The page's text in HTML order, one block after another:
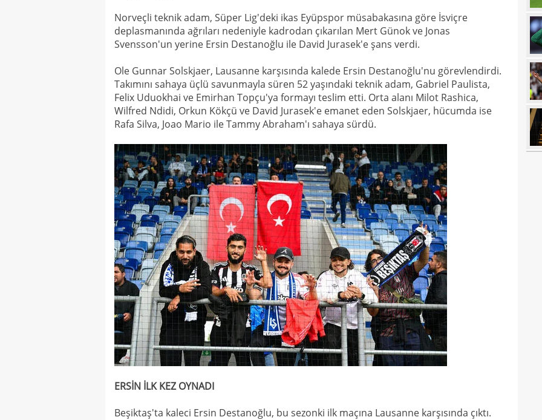
Norveçli teknik adam, Süper Lig'deki ikas Eyüpspor müsabakasına göre İsviçre
deplasmanında ağrıları nedeniyle kadrodan çıkarılan Mert Günok ve Jonas
Svensson'un yerine Ersin Destanoğlu ile David Jurasek'e şans verdi.
Ole Gunnar Solskjaer, Lausanne karşısında kalede Ersin Destanoğlu'nu görevlendirdi.
Takımını sahaya üçlü savunmayla süren 52 yaşındaki teknik adam, Gabriel Paulista,
Felix Uduokhai ve Emirhan Topçu'ya formayı teslim etti. Orta alanı Milot Rashica,
Wilfred Ndidi, Orkun Kökçü ve David Jurasek'e emanet eden Solskjaer, hücumda ise
Rafa Silva, Joao Mario ile Tammy Abraham'ı sahaya sürdü.
ERSİN İLK KEZ OYNADI
Beşiktaş'ta kaleci Ersin Destanoğlu, bu sezonki ilk maçına Lausanne karşısında çıktı.
hiç